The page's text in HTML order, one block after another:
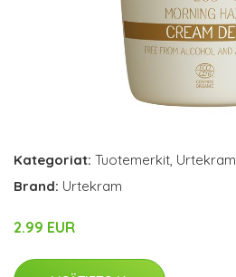
Kategoriat: Tuotemerkit, Urtekram
Brand: Urtekram
2.99 EUR